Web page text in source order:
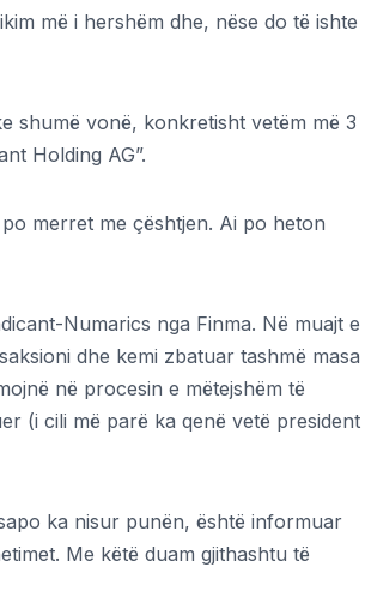
më i hershëm dhe, nëse do të ishte
shumë vonë, konkretisht vetëm më 3
Holding AG”.
merret me çështjen. Ai po heton
Numarics nga Finma. Në muajt e
dhe kemi zbatuar tashmë masa
në procesin e mëtejshëm të
(i cili më parë ka qenë vetë president
ka nisur punën, është informuar
Me këtë duam gjithashtu të